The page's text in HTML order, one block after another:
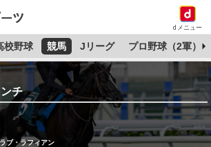
dメニュー
校野球 競馬 Jリーグ プロ野球（2軍）
チ
ブ・ラフィアン